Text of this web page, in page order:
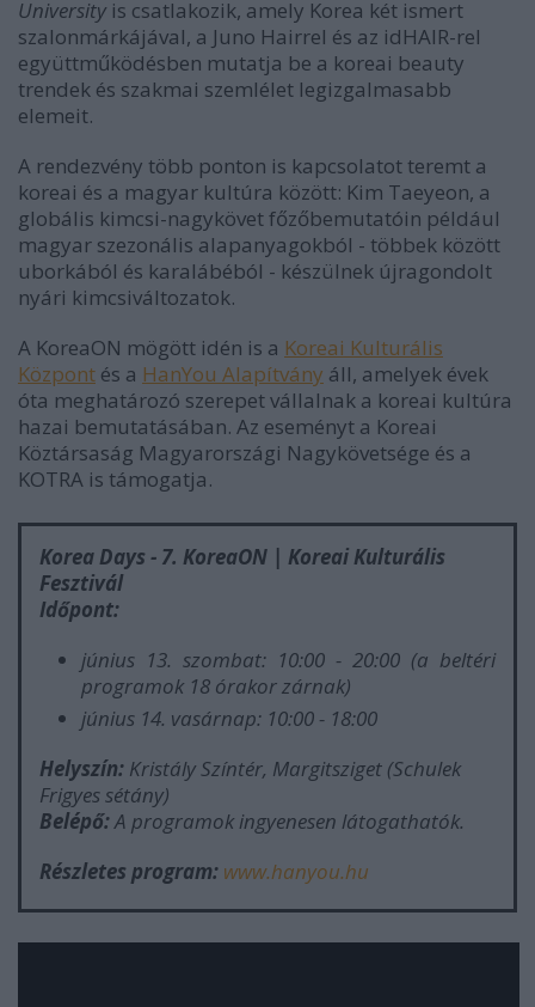
University is csatlakozik, amely Korea két ismert
szalonmárkájával, a Juno Hairrel és az idHAIR-rel
együttműködésben mutatja be a koreai beauty
trendek és szakmai szemlélet legizgalmasabb
elemeit.
A rendezvény több ponton is kapcsolatot teremt a
koreai és a magyar kultúra között: Kim Taeyeon, a
globális kimcsi-nagykövet főzőbemutatóin például
magyar szezonális alapanyagokból - többek között
uborkából és karalábéból - készülnek újragondolt
nyári kimcsiváltozatok.
A KoreaON mögött idén is a Koreai Kulturális
Központ és a HanYou Alapítvány áll, amelyek évek
óta meghatározó szerepet vállalnak a koreai kultúra
hazai bemutatásában. Az eseményt a Koreai
Köztársaság Magyarországi Nagykövetsége és a
KOTRA is támogatja.
Korea Days - 7. KoreaON | Koreai Kulturális
Fesztivál
Időpont:
június 13. szombat: 10:00 - 20:00 (a beltéri
programok 18 órakor zárnak)
június 14. vasárnap: 10:00 - 18:00
Helyszín: Kristály Színtér, Margitsziget (Schulek
Frigyes sétány)
Belépő:A programok ingyenesen látogathatók.
Részletes program: www.hanyou.hu